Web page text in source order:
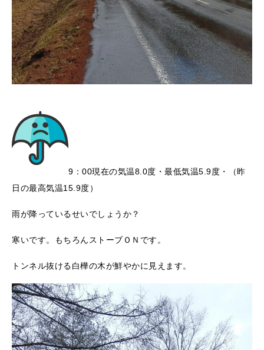
9：00現在の気温8.0度・最低気温5.9度・（昨
日の最高気温15.9度）
雨が降っているせいでしょうか？
寒いです。もちろんストーブＯＮです。
トンネル抜ける白樺の木が鮮やかに見えます。